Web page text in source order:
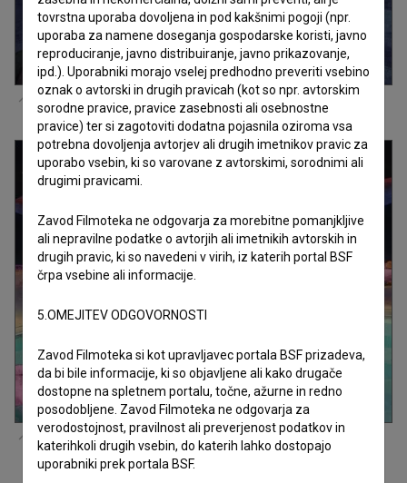
Kader iz filma Kozmonavti (2026)
Kader iz filmaKozmonavti (2026)
tovrstna uporaba dovoljena in pod kakšnimi pogoji (npr.
uporaba za namene doseganja gospodarske koristi, javno
reproduciranje, javno distribuiranje, javno prikazovanje,
ipd.). Uporabniki morajo vselej predhodno preveriti vsebino
oznak o avtorski in drugih pravicah (kot so npr. avtorskim
sorodne pravice, pravice zasebnosti ali osebnostne
pravice) ter si zagotoviti dodatna pojasnila oziroma vsa
potrebna dovoljenja avtorjev ali drugih imetnikov pravic za
uporabo vsebin, ki so varovane z avtorskimi, sorodnimi ali
drugimi pravicami.
Zavod Filmoteka ne odgovarja za morebitne pomanjkljive
ali nepravilne podatke o avtorjih ali imetnikih avtorskih in
drugih pravic, ki so navedeni v virih, iz katerih portal BSF
črpa vsebine ali informacije.
5.OMEJITEV ODGOVORNOSTI
Zavod Filmoteka si kot upravljavec portala BSF prizadeva,
da bi bile informacije, ki so objavljene ali kako drugače
dostopne na spletnem portalu, točne, ažurne in redno
posodobljene. Zavod Filmoteka ne odgovarja za
verodostojnost, pravilnost ali preverjenost podatkov in
katerihkoli drugih vsebin, do katerih lahko dostopajo
uporabniki prek portala BSF.